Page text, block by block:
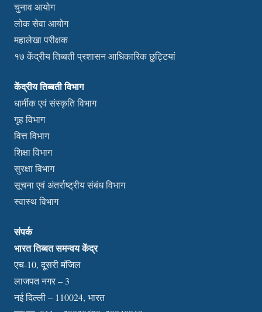
चुनाव आयोग
लोक सेवा आयोग
महालेखा परीक्षक
१७ केंद्रीय तिब्बती प्रशासन आधिकारिक छुट्टियां
केंद्रीय तिब्बती विभाग
धार्मीक एवं संस्कृति विभाग
गृह विभाग
वित्त विभाग
शिक्षा विभाग
सुरक्षा विभाग
सूचना एवं अंतर्राष्ट्रीय संबंध विभाग
स्वास्थ विभाग
संपर्क
भारत तिब्बत समन्वय केंद्र
एच-10, दूसरी मंजिल
लाजपत नगर – 3
नई दिल्ली – 110024, भारत